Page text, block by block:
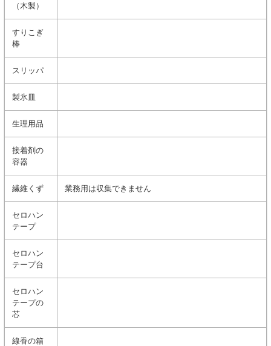
（木製）
すりこぎ
棒
スリッパ
製氷皿
生理用品
接着剤の
容器
繊維くず 業務用は収集できません
セロハン
テープ
セロハン
テープ台
セロハン
テープの
芯
線香の箱